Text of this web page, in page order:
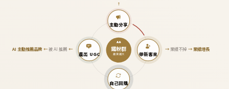
鐵粉群
越滾越大
主動分享
↑
帶新客來
→業績不掉 →業績增長
自己回購
產出 UGC
AI 主動推薦品牌←被 AI 推薦 ←